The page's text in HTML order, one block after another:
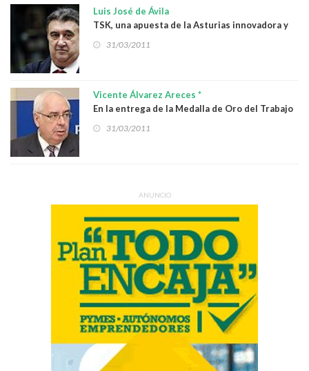
Luis José de Ávila
TSK, una apuesta de la Asturias innovadora y
competitiva
31/03/2011
Vicente Álvarez Areces *
En la entrega de la Medalla de Oro del Trabajo
a Daniel Alonso Rodríguez
31/03/2011
ANUNCIO